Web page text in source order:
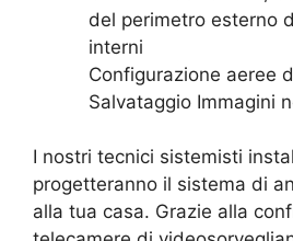
del perimetro esterno
interni
Configurazione aeree
Salvataggio Immagini
I nostri tecnici sistemisti
progetteranno il sistema di
alla tua casa. Grazie alla